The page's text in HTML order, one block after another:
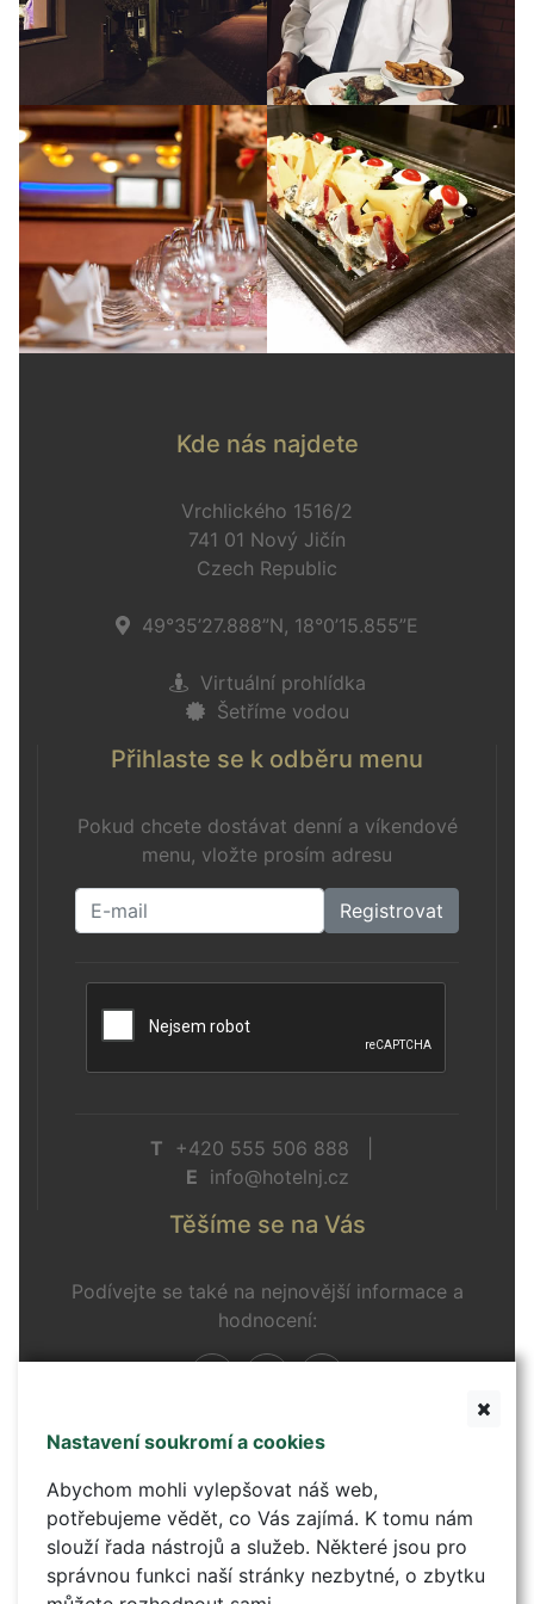
Kde nás najdete
Vrchlického 1516/2
741 01 Nový Jičín
Czech Republic
49°35’27.888”N, 18°0’15.855”E
Virtuální prohlídka
Šetříme vodou
Přihlaste se k odběru menu
Pokud chcete dostávat denní a víkendové
menu, vložte prosím adresu
Registrovat
T +420 555 506 888 |
E info@hotelnj.cz
Těšíme se na Vás
Podívejte se také na nejnovější informace a
hodnocení:
Nastavení soukromí a cookies
Abychom mohli vylepšovat náš web,
potřebujeme vědět, co Vás zajímá. K tomu nám
slouží řada nástrojů a služeb. Některé jsou pro
správnou funkci naší stránky nezbytné, o zbytku